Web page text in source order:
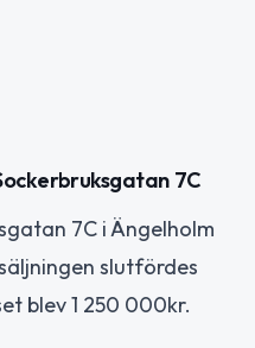
7C
7C i Ängelholm
slutfördes
blev 1 250 000kr.